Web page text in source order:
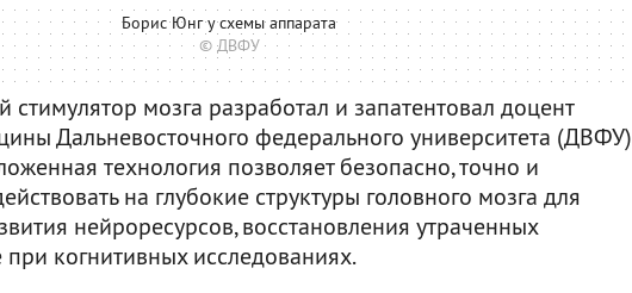
Борис Юнг у схемы аппарата
© ДВФУ
мозга разработал и запатентовал доцент
Дальневосточного федерального университета (ДВФУ)
технология позволяет безопасно, точно и
на глубокие структуры головного мозга для
нейроресурсов, восстановления утраченных
когнитивных исследованиях.